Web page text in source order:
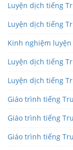
Luyện dịch tiếng
Luyện dịch tiếng
Kinh nghiệm
Luyện dịch tiếng
Luyện dịch tiếng
Giáo trình tiếng
Giáo trình tiếng
Giáo trình tiếng